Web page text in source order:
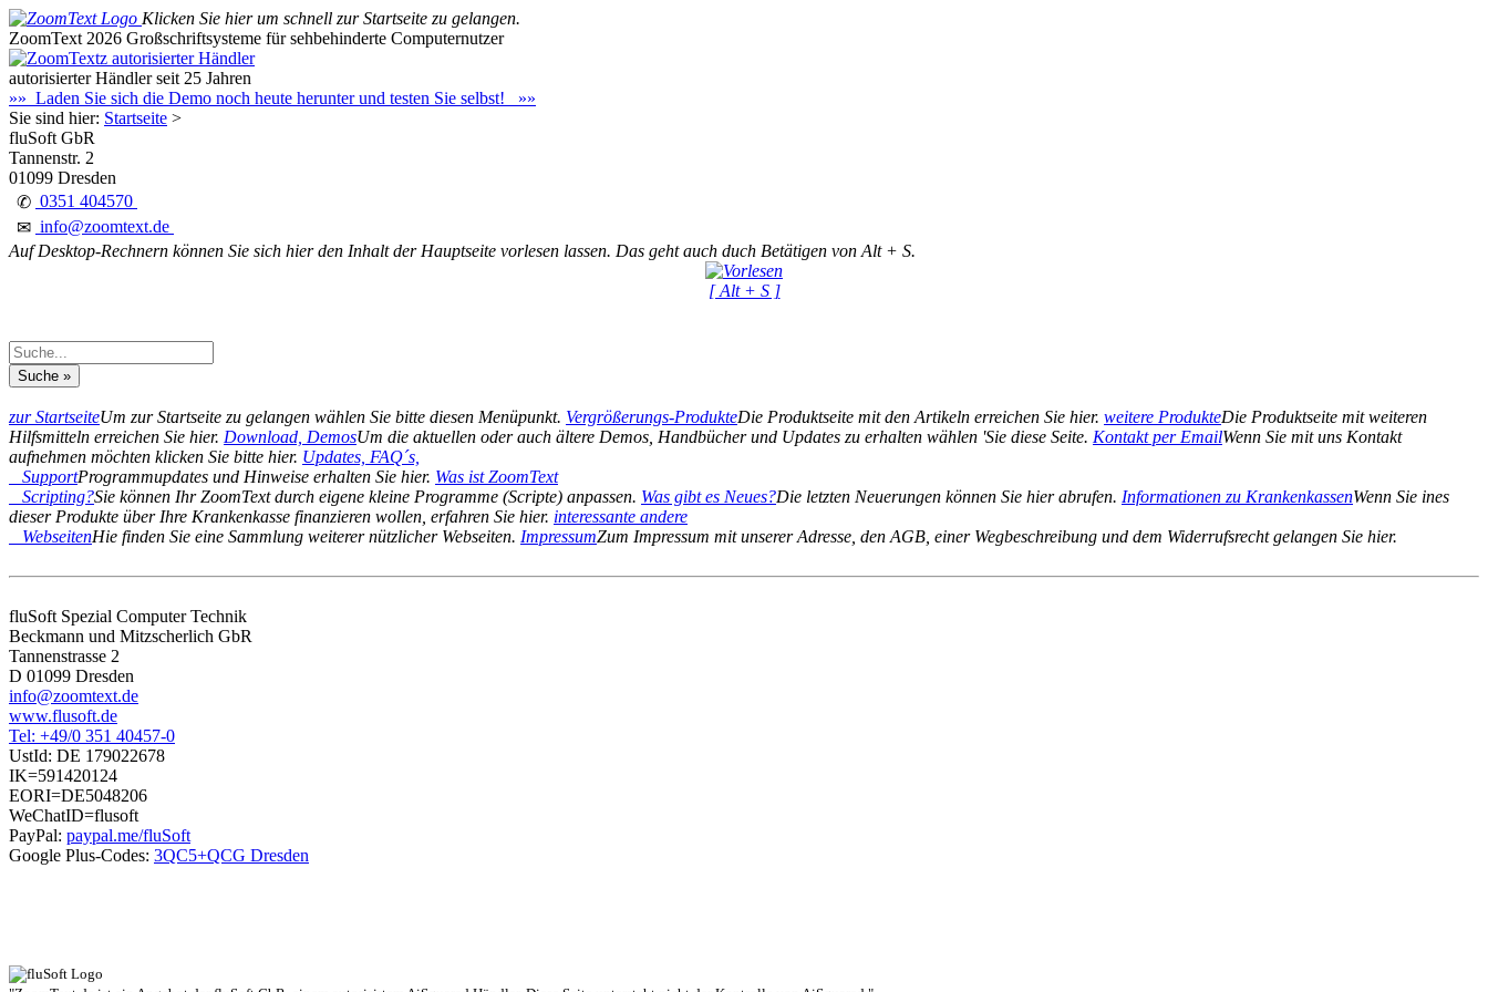
Klicken Sie hier um schnell zur Startseite zu gelangen.
ZoomText 2026 Großschriftsysteme für sehbehinderte Computernutzer
autorisierter Händler seit 25 Jahren
»» Laden Sie sich die Demo noch heute herunter und testen Sie selbst! »»
Sie sind hier: Startseite >
fluSoft GbR
Tannenstr. 2
01099 Dresden
✆ 0351 404570
✉ info@zoomtext.de
Auf Desktop-Rechnern können Sie sich hier den Inhalt der Hauptseite vorlesen lassen. Das geht auch duch Betätigen von Alt + S.
[ Alt + S ]
zur StartseiteUm zur Startseite zu gelangen wählen Sie bitte diesen Menüpunkt. Vergrößerungs-ProdukteDie Produktseite mit den Artikeln erreichen Sie hier. weitere ProdukteDie Produktseite mit weiteren
Hilfsmitteln erreichen Sie hier. Download, DemosUm die aktuellen oder auch ältere Demos, Handbücher und Updates zu erhalten wählen 'Sie diese Seite. Kontakt per EmailWenn Sie mit uns Kontakt
aufnehmen möchten klicken Sie bitte hier. Updates, FAQ´s,
SupportProgrammupdates und Hinweise erhalten Sie hier. Was ist ZoomText
Scripting?Sie können Ihr ZoomText durch eigene kleine Programme (Scripte) anpassen. Was gibt es Neues?Die letzten Neuerungen können Sie hier abrufen. Informationen zu KrankenkassenWenn Sie ines
dieser Produkte über Ihre Krankenkasse finanzieren wollen, erfahren Sie hier. interessante andere
WebseitenHie finden Sie eine Sammlung weiterer nützlicher Webseiten. ImpressumZum Impressum mit unserer Adresse, den AGB, einer Wegbeschreibung und dem Widerrufsrecht gelangen Sie hier.
fluSoft Spezial Computer Technik
Beckmann und Mitzscherlich GbR
Tannenstrasse 2
D 01099 Dresden
info@zoomtext.de
www.flusoft.de
Tel: +49/0 351 40457-0
UstId: DE 179022678
IK=591420124
EORI=DE5048206
WeChatID=flusoft
PayPal: paypal.me/fluSoft
Google Plus-Codes: 3QC5+QCG Dresden